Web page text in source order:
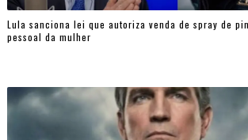
Lula sanciona lei que autoriza venda de spray de
pessoal da mulher